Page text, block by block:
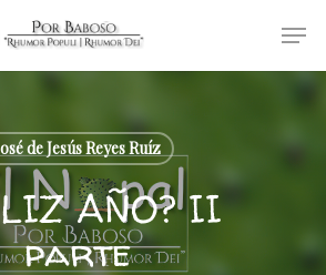
de Jesús Reyes Ruíz
AÑO? II
parte